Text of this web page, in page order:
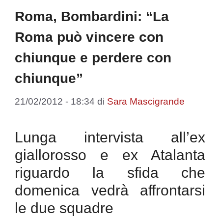
Roma, Bombardini: “La
Roma può vincere con
chiunque e perdere con
chiunque”
21/02/2012 - 18:34 di Sara Mascigrande
Lunga intervista all’ex
giallorosso e ex Atalanta
riguardo la sfida che
domenica vedrà affrontarsi
le due squadre